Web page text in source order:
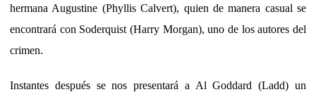
hermana Augustine (Phyllis Calvert), quien de manera casual se
encontrará con Soderquist (Harry Morgan), uno de los autores del
crimen.
Instantes después se nos presentará a Al Goddard (Ladd) un